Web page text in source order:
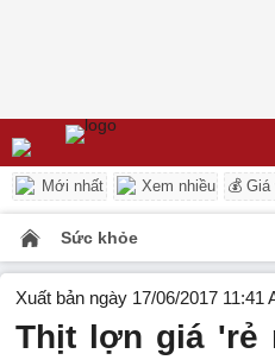
Mới nhất Xem nhiều 💰 Giá
Sức khỏe
Xuất bản ngày 17/06/2017 11:41
Thịt lợn giá 'rẻ